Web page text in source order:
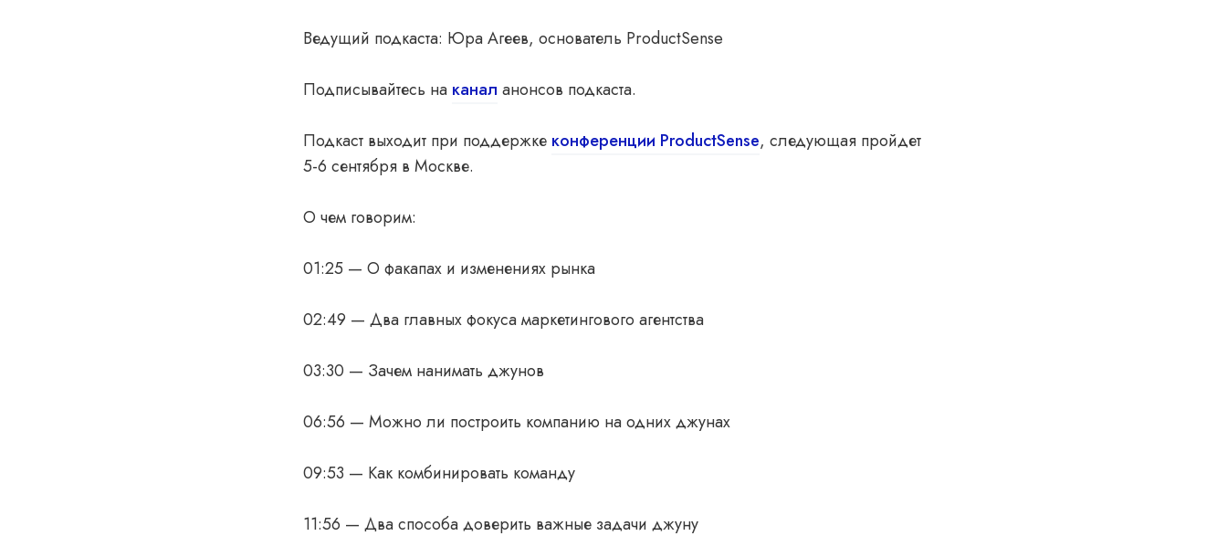
Ведущий подкаста: Юра Агеев, основатель ProductSense
Подписывайтесь на канал анонсов подкаста.
Подкаст выходит при поддержке конференции ProductSense, следующая пройдет
5-6 сентября в Москве.
О чем говорим:
01:25 — О факапах и изменениях рынка
02:49 — Два главных фокуса маркетингового агентства
03:30 — Зачем нанимать джунов
06:56 — Можно ли построить компанию на одних джунах
09:53 — Как комбинировать команду
11:56 — Два способа доверить важные задачи джуну